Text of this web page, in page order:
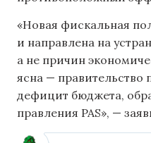
«Новая фискальная
и направлена ​​на
а не причин
ясна — правительство
дефицит бюджета,
правления PAS», —